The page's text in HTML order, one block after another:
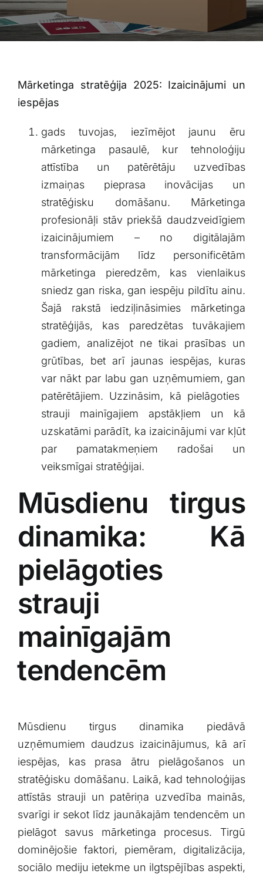
Blogs
Attēlu galerija
Video galerija
Kontakti
Klientu portāls
English
Mārketinga ⁢stratēģija 2025: ⁢Izaicinājumi un‌
iespējas
gads tuvojas, iezīmējot jaunu ⁢ēru
⁢mārketinga pasaulē, ​kur tehnoloģiju
attīstība un patērētāju ‍uzvedības
izmaiņas‌ pieprasa inovācijas un⁤
stratēģisku domāšanu. ⁤Mārketinga
‍profesionāļi stāv ‍priekšā​ daudzveidīgiem
izaicinājumiem – no digitālajām
⁣transformācijām līdz personificētām‍
mārketinga pieredzēm,‍ kas ​vienlaikus
sniedz ⁣gan riska, gan ‌iespēju pildītu ainu.
Šajā rakstā⁢ iedziļināsimies mārketinga
stratēģijās, kas ⁢paredzētas tuvākajiem
‍gadiem, ⁢analizējot ne tikai prasības un
‍grūtības, bet arī jaunas ⁣iespējas, kuras
var⁤ nākt‌ par labu gan uzņēmumiem,⁢ gan
patērētājiem. Uzzināsim, kā pielāgoties ​
strauji mainīgajiem apstākļiem un kā
uzskatāmi parādīt, ka izaicinājumi var kļūt
par pamatakmeņiem radošai un
veiksmīgai stratēģijai.
Mūsdienu tirgus
dinamika: Kā
pielāgoties
strauji
mainīgajām
⁢tendencēm
Mūsdienu tirgus dinamika‌ piedāvā
uzņēmumiem daudzus izaicinājumus, kā arī
iespējas, kas prasa ātru ⁣pielāgošanos un‌
stratēģisku‌ domāšanu. Laikā, kad tehnoloģijas‍
attīstās strauji ‍un patēriņa uzvedība mainās,‍
svarīgi ir sekot līdz ​jaunākajām tendencēm‍ un
pielāgot savus mārketinga procesus. Tirgū
dominējošie faktori, piemēram, digitalizācija,
sociālo mediju ietekme ⁣un ilgtspējības aspekti,